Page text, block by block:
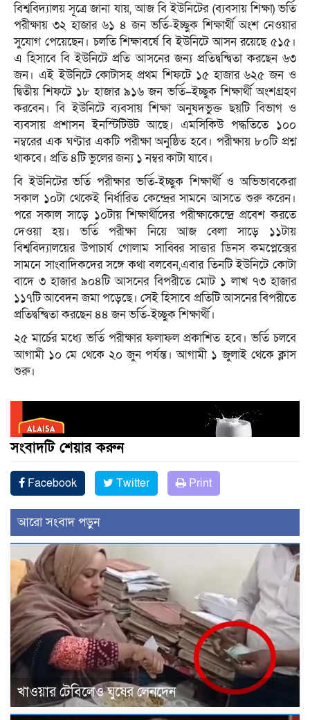
বিশ্ববিদ্যালয় সূত্রে জানা যায়, আজ বি ইউনিটের (ব্যবসায় শিক্ষা) ভর্তি
পরীক্ষায় ৩২ হাজার ৬১ ৪ জন ভর্তি-ইচ্ছুক শিক্ষার্থী অংশ নেওয়ার
সুযোগ পেয়েছেন। চলতি শিক্ষাবর্ষে বি ইউনিটে আসন রয়েছে ৫১৫।
এ হিসাবে বি ইউনিটে প্রতি আসনের জন্য প্রতিদ্বন্দ্বিতা করছেন ৬৩
জন। এই ইউনিটে কোটাসহ প্রথম শিফটে ১৫ হাজার ৬২৫ জন ও
দ্বিতীয় শিফটে ১৮ হাজার ৯১৬ জন ভর্তি–ইচ্ছুক শিক্ষার্থী অংশগ্রহণ
করবেন। বি ইউনিটে ব্যবসায় শিক্ষা অনুষদভুক্ত ছয়টি বিভাগ ও
ব্যবসায় প্রশাসন ইনস্টিটিউট আছে। এমসিকিউ পদ্ধতিতে ১০০
নম্বরের এক ঘণ্টার একটি পরীক্ষা অনুষ্ঠিত হবে। পরীক্ষায় ৮০টি প্রশ্ন
থাকবে। প্রতি ৪টি ভুলের জন্য ১ নম্বর কাটা যাবে।
বি ইউনিটের ভর্তি পরীক্ষার ভর্তি-ইচ্ছুক শিক্ষার্থী ও অভিভাবকেরা
সকাল ১০টা থেকেই নির্ধারিত কেন্দ্রের সামনে আসতে শুরু করেন।
পরে সকাল সাড়ে ১০টায় শিক্ষার্থীদের পরীক্ষাকেন্দ্রে প্রবেশ করতে
দেওয়া হয়। ভর্তি পরীক্ষা নিয়ে আজ বেলা সাড়ে ১১টায়
বিশ্ববিদ্যালয়ের উপাচার্য গোলাম সাব্বির সাত্তার ডিনস কমপ্লেক্সের
সামনে সাংবাদিকদের সঙ্গে কথা বলবেন,এবার তিনটি ইউনিটে কোটা
বাদে ৩ হাজার ৯০৪টি আসনের বিপরীতে মোট ১ লাখ ৭৩ হাজার
১১৭টি আবেদন জমা পড়েছে। সেই হিসাবে প্রতিটি আসনের বিপরীতে
প্রতিদ্বন্দ্বিতা করছেন ৪৪ জন ভর্তি-ইচ্ছুক শিক্ষার্থী।
২৫ মার্চের মধ্যে ভর্তি পরীক্ষার ফলাফল প্রকাশিত হবে। ভর্তি চলবে
আগামী ১০ মে থেকে ২০ জুন পর্যন্ত। আগামী ১ জুলাই থেকে ক্লাস
শুরু।
সংবাদটি শেয়ার করুন
Facebook Twitter Print
আরো সংবাদ পড়ুন
খাওয়ার টেবিলেও ঘুষের লেনদেন